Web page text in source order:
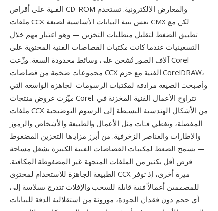
الفنية على أقراص CD-ROM والمعارض الإلكترونية. تستخدم
ملفات CCX نفس بنية البيانات الأساسية لصيغة CMX لكن مع
تطبيق الضغط لتقليل متطلبات التخزين — وهو اعتبار مهم خلال
التسعينيات عندما كانت مكتبات القصاصات الفنية المحتوية على
آلاف الصور تُشحن على وسائط محدودة السعة. وزّعت Corel
مجموعات ضخمة من قصاصات CCX الفنية مع حزم CorelDRAW،
وأصبحت الصيغة مرادفة لمكتبات الرسومات الجاهزة الواسعة التي
ميّزت عروض منتجات Corel. تتراوح الأعمال الفنية المخزنة في
ملفات CCX من الأشكال الهندسية البسيطة إلى الرسوم التوضيحية
المفصلة، وتغطي فئات مثل الأعمال والطبيعة والأشخاص والرموز
والإطارات والعناصر الزخرفية. من أبرز مزاياها التخزين المضغوط
— يسمح الضغط لمكتبات القصاصات الفنية الكبيرة بشغل مساحة
قرص أقل بكثير من الملفات المتجهة غير المضغوطة المكافئة.
الطبيعة الجاهزة للاستخدام لمحتوى CCX ميزة أخرى، إذ توفر
للمصممين أعمالاً فنية قابلة للسحب والإفلات تتدرج بسلاسة إلى
أي حجم دون فقدان الجودة، موروثة من استقلالية الدقة للبيانات